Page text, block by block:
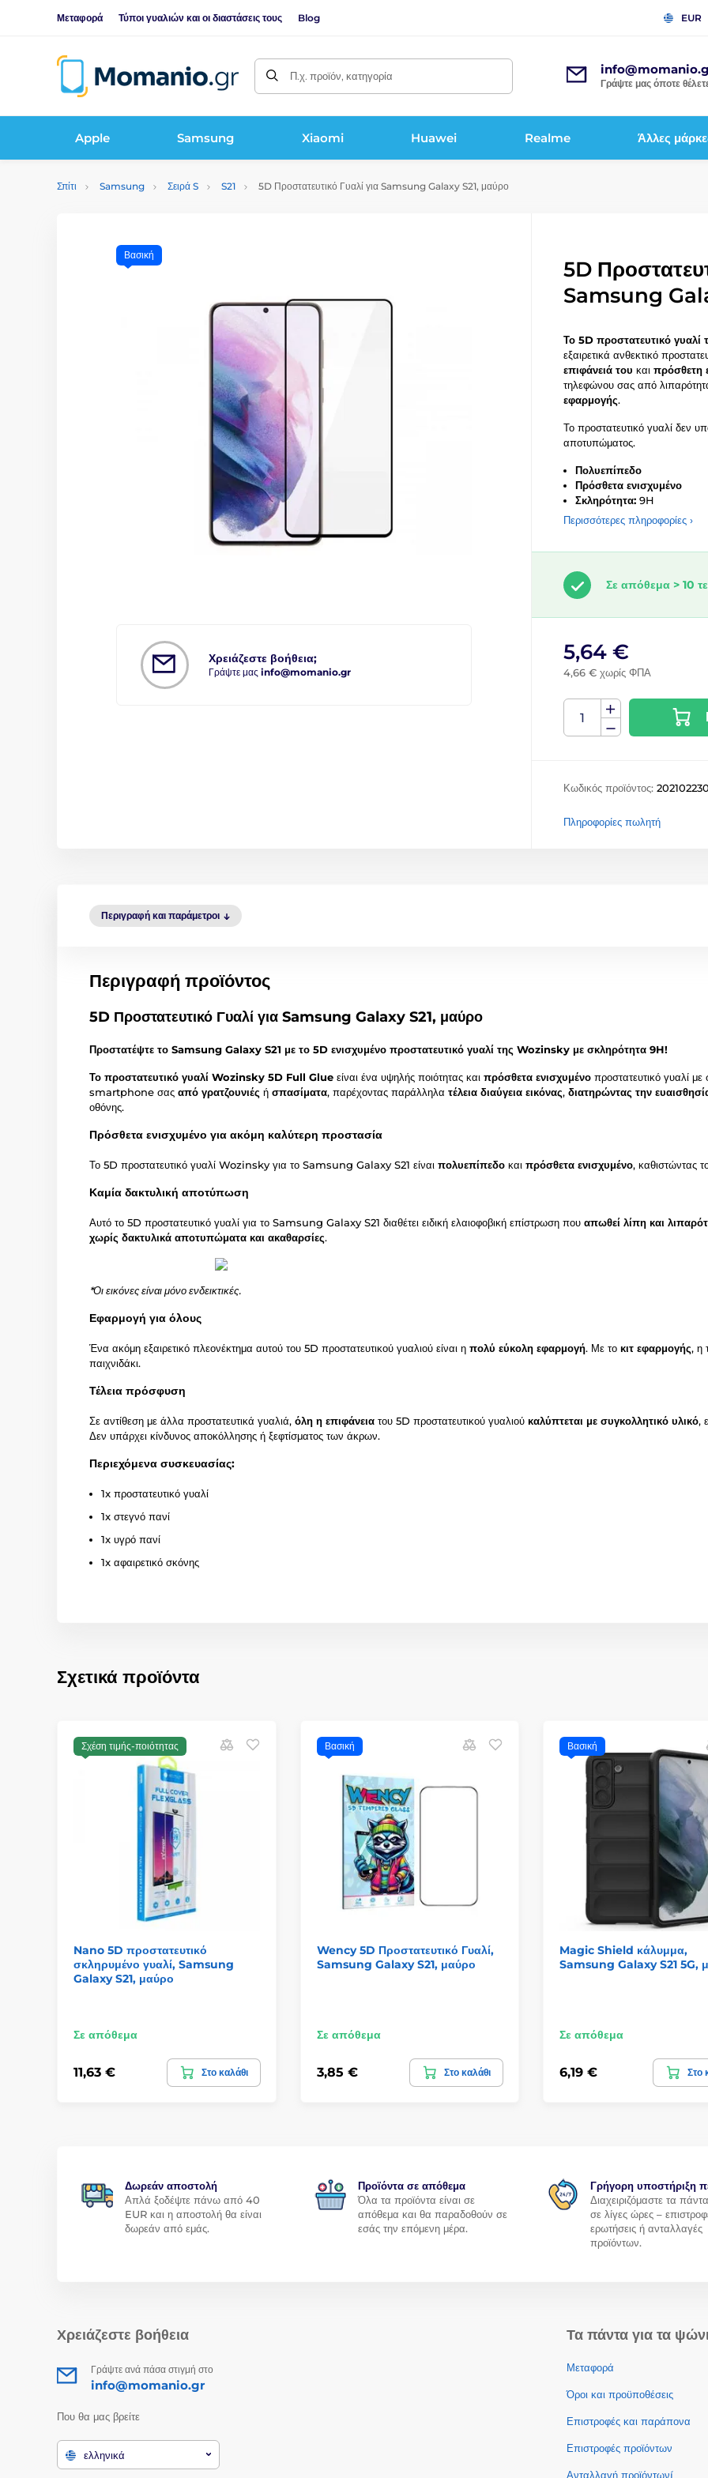
Μεταφορά Τύποι γυαλιών και οι διαστάσεις τους Blog EUR
Π.χ. προϊόν, κατηγορία
Γράψτε μας όποτε
Apple Samsung Xiaomi Huawei Realme Άλλες
Σπίτι Samsung Σειρά S S21 5D Προστατευτικό Γυαλί για Samsung Galaxy S21, μαύρο
Χρειάζεστε βοήθεια;
Γράψτε μας info@momanio.gr
Βασική
5D
Samsung
Το 5D προστατευτικό
εξαιρετικά ανθεκτικό
επιφάνειά του και πρόσθετη
τηλεφώνου σας από
εφαρμογής.
Το προστατευτικό γυαλί δεν
αποτυπώματος.
Πολυεπίπεδο
Πρόσθετα ενισχυμένο
Σκληρότητα: 9H
Περισσότερες πληροφορίες ›
Σε απόθεμα > 10
5,64 €
4,66 € χωρίς ΦΠΑ
Κωδικός προϊόντος:
Πληροφορίες πωλητή
Περιγραφή και παράμετροι
Περιγραφή προϊόντος
5D Προστατευτικό Γυαλί για Samsung Galaxy S21, μαύρο
Προστατέψτε το Samsung Galaxy S21 με το 5D ενισχυμένο προστατευτικό γυαλί της Wozinsky με σκληρότητα 9H!
Το προστατευτικό γυαλί Wozinsky 5D Full Glue είναι ένα υψηλής ποιότητας και πρόσθετα ενισχυμένο προστατευτικό γυαλί
smartphone σας από γρατζουνιές ή σπασίματα, παρέχοντας παράλληλα τέλεια διαύγεια εικόνας, διατηρώντας την
οθόνης.
Πρόσθετα ενισχυμένο για ακόμη καλύτερη προστασία
Το 5D προστατευτικό γυαλί Wozinsky για το Samsung Galaxy S21 είναι πολυεπίπεδο και πρόσθετα ενισχυμένο, καθιστώντας
Καμία δακτυλική αποτύπωση
Αυτό το 5D προστατευτικό γυαλί για το Samsung Galaxy S21 διαθέτει ειδική ελαιοφοβική επίστρωση που απωθεί λίπη και
χωρίς δακτυλικά αποτυπώματα και ακαθαρσίες.
*Οι εικόνες είναι μόνο ενδεικτικές.
Εφαρμογή για όλους
Ένα ακόμη εξαιρετικό πλεονέκτημα αυτού του 5D προστατευτικού γυαλιού είναι η πολύ εύκολη εφαρμογή. Με το κιτ εφαρμογής, η
παιχνιδάκι.
Τέλεια πρόσφυση
Σε αντίθεση με άλλα προστατευτικά γυαλιά, όλη η επιφάνεια του 5D προστατευτικού γυαλιού καλύπτεται με συγκολλητικό υλικό,
Δεν υπάρχει κίνδυνος αποκόλλησης ή ξεφτίσματος των άκρων.
Περιεχόμενα συσκευασίας:
1x προστατευτικό γυαλί
1x στεγνό πανί
1x υγρό πανί
1x αφαιρετικό σκόνης
Σχετικά προϊόντα
Σχέση τιμής-ποιότητας
Nano 5D προστατευτικό
σκληρυμένο γυαλί, Samsung
Galaxy S21, μαύρο
Σε απόθεμα
11,63 € Στο καλάθι
Βασική
Wency 5D Προστατευτικό Γυαλί,
Samsung Galaxy S21, μαύρο
Σε απόθεμα
3,85 € Στο καλάθι
Βασική
Magic Shield κάλυμμα,
Samsung Galaxy S21 5G,
Σε απόθεμα
6,19 € Στο
Δωρεάν αποστολή
Απλά ξοδέψτε πάνω από 40
EUR και η αποστολή θα είναι
δωρεάν από εμάς.
Προϊόντα σε απόθεμα
Όλα τα προϊόντα είναι σε
απόθεμα και θα παραδοθούν σε
εσάς την επόμενη μέρα.
Γρήγορη υποστήριξη
Διαχειριζόμαστε τα
σε λίγες ώρες –
ερωτήσεις ή ανταλλαγές
προϊόντων.
Χρειάζεστε βοήθεια
Γράψτε ανά πάσα στιγμή στο
info@momanio.gr
Που θα μας βρείτε
ελληνικά
Τα πάντα για τα
Μεταφορά
Όροι και προϋποθέσεις
Επιστροφές και παράπονα
Επιστροφές προϊόντων
Ανταλλαγή προϊόντωνí